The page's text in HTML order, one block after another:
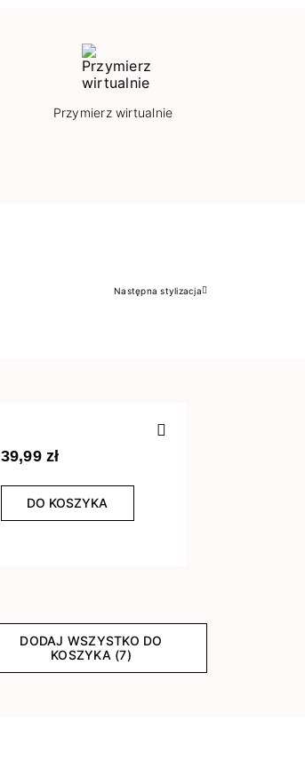
Przymierz wirtualnie
Następny
Następna stylizacja
39,99 zł
DO KOSZYKA
DODAJ WSZYSTKO DO
KOSZYKA (7)